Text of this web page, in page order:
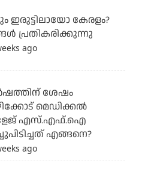
ഇരുട്ടിലായോ കേരളം?
പ്രതികരിക്കുന്നു
ago
ശേഷം
മെഡിക്കൽ
എസ്.എഫ്.ഐ
എങ്ങനെ?
ago